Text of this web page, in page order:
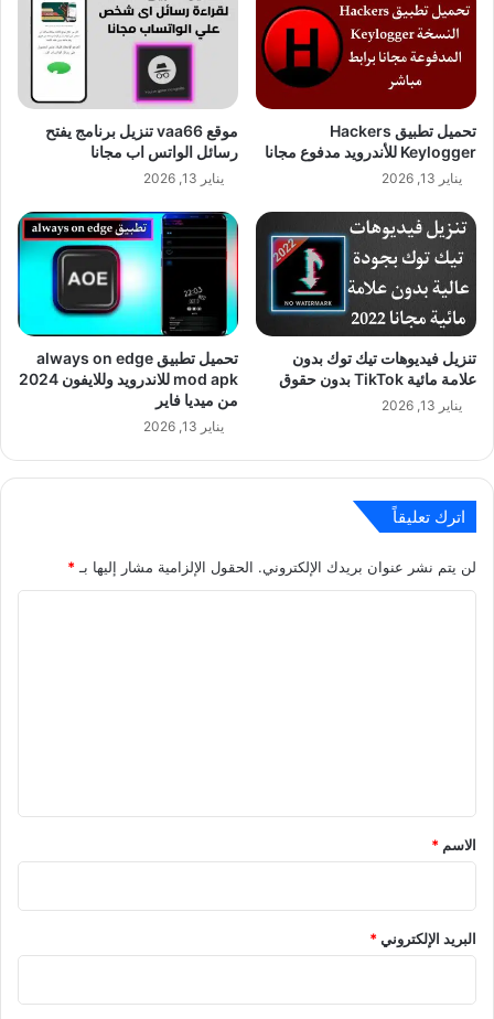
تحميل تطبيق Hackers
Keylogger للأندرويد مدفوع مجانا
يناير 13, 2026
موقع vaa66 تنزيل برنامج يفتح
رسائل الواتس اب مجانا
يناير 13, 2026
تنزيل فيديوهات تيك توك بدون
علامة مائية TikTok بدون حقوق
يناير 13, 2026
تحميل تطبيق always on edge
mod apk للاندرويد وللايفون 2024
من ميديا فاير
يناير 13, 2026
اترك تعليقاً
لن يتم نشر عنوان بريدك الإلكتروني. الحقول الإلزامية مشار إليها بـ *
*
الاسم *
البريد الإلكتروني*